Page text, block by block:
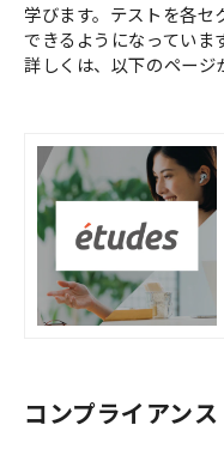
学びます。テストを各
できるようになっていま
詳しくは、以下のページ
コンプライアンス